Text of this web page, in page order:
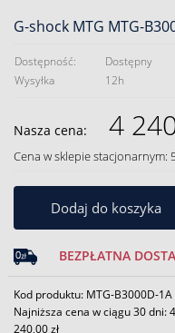
G-shock MTG MTG-
Dostępność:
Dostępny
Wysyłka
12h
Nasza cena: 4
Cena w sklepie stacjonarnym:
Dodaj do koszyka
BEZPŁATNA
Kod produktu: MTG-B3000D-1A
Najniższa cena w ciągu 30 dni:4
240,00 zł